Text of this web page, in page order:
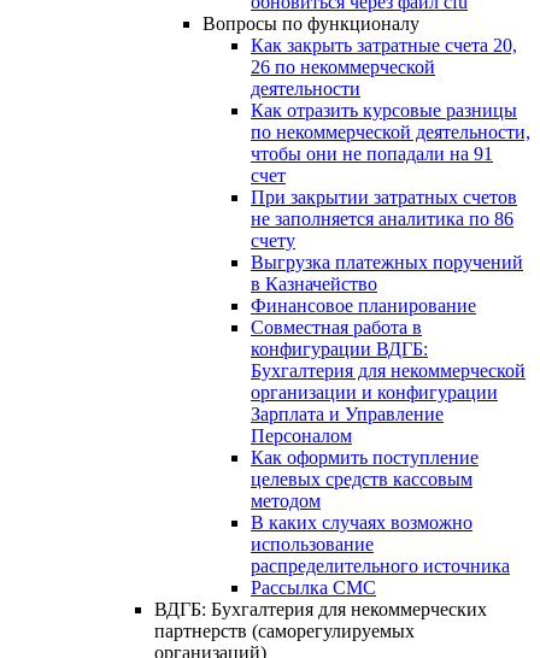
Вопросы по функционалу
Как закрыть затратные счета 20,
26 по некоммерческой
деятельности
Как отразить курсовые разницы
по некоммерческой деятельности,
чтобы они не попадали на 91
счет
При закрытии затратных счетов
не заполняется аналитика по 86
счету
Выгрузка платежных поручений
в Казначейство
Финансовое планирование
Совместная работа в
конфигурации ВДГБ:
Бухгалтерия для некоммерческой
организации и конфигурации
Зарплата и Управление
Персоналом
Как оформить поступление
целевых средств кассовым
методом
В каких случаях возможно
использование
распределительного источника
Рассылка СМС
ВДГБ: Бухгалтерия для некоммерческих
партнерств (саморегулируемых
организаций)